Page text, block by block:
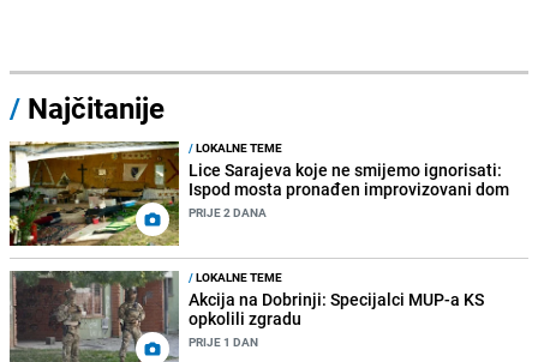
/ Najčitanije
/LOKALNE TEME
Lice Sarajeva koje ne smijemo ignorisati:
Ispod mosta pronađen improvizovani dom
PRIJE 2 DANA
/LOKALNE TEME
Akcija na Dobrinji: Specijalci MUP-a KS
opkolili zgradu
PRIJE 1 DAN